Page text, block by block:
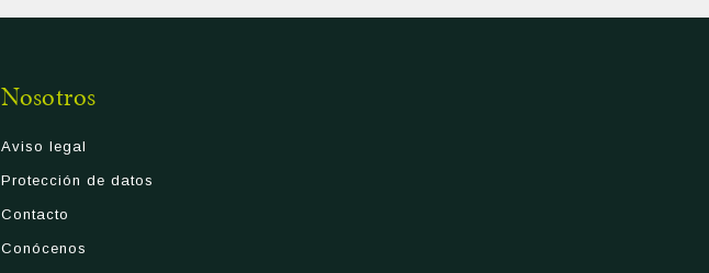
Nosotros
Aviso legal
Protección de datos
Contacto
Conócenos